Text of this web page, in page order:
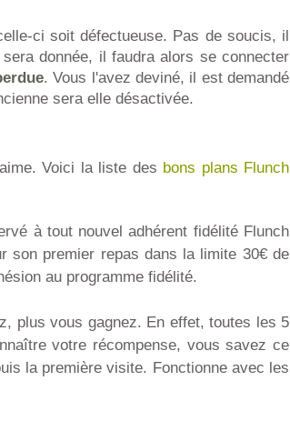
ci soit défectueuse. Pas de soucis, il
donnée, il faudra alors se connecter
. Vous l'avez deviné, il est demandé
sera elle désactivée.
Voici la liste des bons plans Flunch
à tout nouvel adhérent fidélité Flunch
son premier repas dans la limite 30€ de
au programme fidélité.
plus vous gagnez. En effet, toutes les 5
votre récompense, vous savez ce
la première visite. Fonctionne avec les